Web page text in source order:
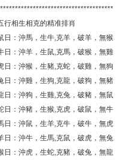
行相生相克的精准排肖
日：沖馬，生牛,克羊，破羊，無猴
日：沖羊，生鼠,克馬，破猴，無雞
日：沖猴，生豬,克蛇，破雞，無狗
日：沖雞，生狗,克龍，破狗，無豬
日：沖狗，生雞,克兔，破豬，無鼠
日：沖豬，生猴,克虎，破鼠，無牛
日：沖鼠，生羊,克牛，破牛，無虎
日：沖牛，生馬,克鼠，破虎，無兔
日：沖虎，生蛇,克豬，破兔，無龍